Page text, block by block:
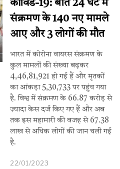
कोविड-19: बीते 24 घंटे में
संक्रमण के 140 नए मामले
आए और 3 लोगों की मौत
भारत में कोरोना वायरस संक्रमण के
कुल मामलों की संख्या बढ़कर
4,46,81,921 हो गई हैं और मृतकों
का आंकड़ा 5,30,733 पर पहुंच गया
है. विश्व में संक्रमण के 66.87 करोड़ से
ज़्यादा केस दर्ज किए गए हैं और अब
तक इस महामारी की वजह से 67.38
लाख से अधिक लोगों की जान चली गई
है.
22/01/2023